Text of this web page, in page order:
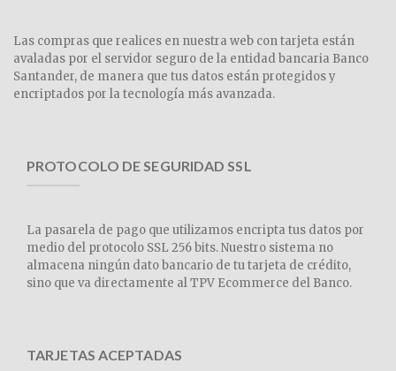
Las compras que realices en nuestra web con tarjeta están
avaladas por el servidor seguro de la entidad bancaria Banco
Santander, de manera que tus datos están protegidos y
encriptados por la tecnología más avanzada.
PROTOCOLO DE SEGURIDAD SSL
La pasarela de pago que utilizamos encripta tus datos por
medio del protocolo SSL 256 bits. Nuestro sistema no
almacena ningún dato bancario de tu tarjeta de crédito,
sino que va directamente al TPV Ecommerce del Banco.
TARJETAS ACEPTADAS